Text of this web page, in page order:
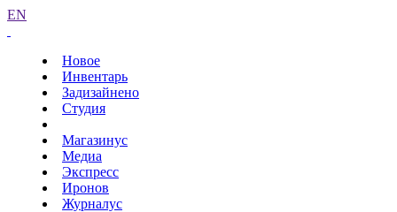
EN
Новое
Инвентарь
Задизайнено
Студия
Магазинус
Медиа
Экспресс
Иронов
Журналус